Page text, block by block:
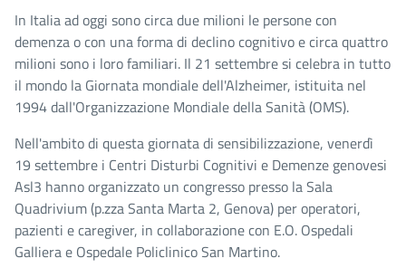
In Italia ad oggi sono circa due milioni le persone con
demenza o con una forma di declino cognitivo e circa quattro
milioni sono i loro familiari. Il 21 settembre si celebra in tutto
il mondo la Giornata mondiale dell'Alzheimer, istituita nel
1994 dall'Organizzazione Mondiale della Sanità (OMS).
Nell'ambito di questa giornata di sensibilizzazione, venerdì
19 settembre i Centri Disturbi Cognitivi e Demenze genovesi
Asl3 hanno organizzato un congresso presso la Sala
Quadrivium (p.zza Santa Marta 2, Genova) per operatori,
pazienti e caregiver, in collaborazione con E.O. Ospedali
Galliera e Ospedale Policlinico San Martino.